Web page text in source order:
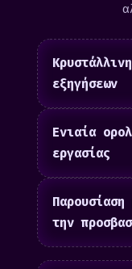
εξηγήσεων
Ενιαία
εργασίας
την